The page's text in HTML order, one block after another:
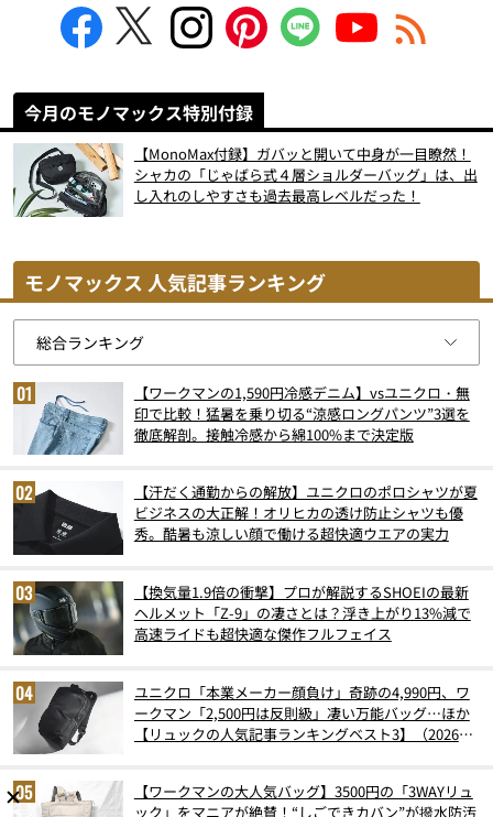
今月のモノマックス特別付録
【MonoMax付録】ガバッと開いて中身が一目瞭然！
シャカの「じゃばら式４層ショルダーバッグ」は、出
し入れのしやすさも過去最高レベルだった！
モノマックス 人気記事ランキング
【ワークマンの1,590円冷感デニム】vsユニクロ・無
印で比較！猛暑を乗り切る“涼感ロングパンツ”3選を
徹底解剖。接触冷感から綿100%まで決定版
【汗だく通勤からの解放】ユニクロのポロシャツが夏
ビジネスの大正解！オリヒカの透け防止シャツも優
秀。酷暑も涼しい顔で働ける超快適ウエアの実力
【換気量1.9倍の衝撃】プロが解説するSHOEIの最新
ヘルメット「Z-9」の凄さとは？浮き上がり13%減で
高速ライドも超快適な傑作フルフェイス
ユニクロ「本業メーカー顔負け」奇跡の4,990円、ワ
ークマン「2,500円は反則級」凄い万能バッグ…ほか
【リュックの人気記事ランキングベスト3】（2026年
【ワークマンの大人気バッグ】3500円の「3WAYリュ
ック」をマニアが絶賛！“しごできカバン”が撥水防汚